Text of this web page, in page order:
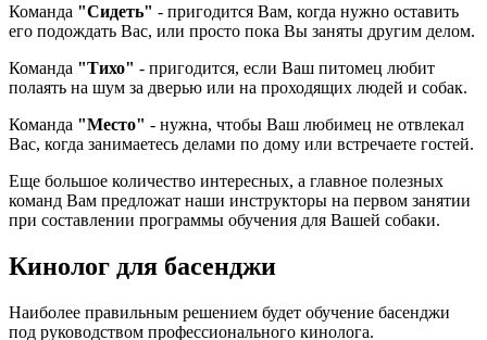
Команда "Сидеть" - пригодится Вам, когда нужно оставить
его подождать Вас, или просто пока Вы заняты другим делом.
Команда "Тихо" - пригодится, если Ваш питомец любит
полаять на шум за дверью или на проходящих людей и собак.
Команда "Место" - нужна, чтобы Ваш любимец не отвлекал
Вас, когда занимаетесь делами по дому или встречаете гостей.
Еще большое количество интересных, а главное полезных
команд Вам предложат наши инструкторы на первом занятии
при составлении программы обучения для Вашей собаки.
Кинолог для басенджи
Наиболее правильным решением будет обучение басенджи
под руководством профессионального кинолога.